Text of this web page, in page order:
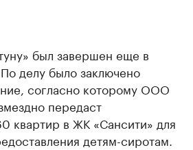
был завершен еще в
делу было заключено
согласно которому ООО
передаст
квартир в ЖК «Сансити» для
детям-сиротам.